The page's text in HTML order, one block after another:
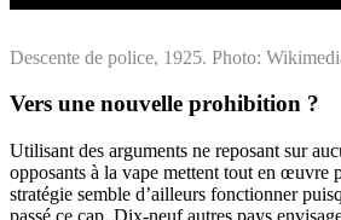
Descente de police, 1925. Photo:
Vers une nouvelle prohibition ?
Utilisant des arguments ne reposant sur
opposants à la vape mettent tout en œuvre
stratégie semble d’ailleurs fonctionner
passé ce cap. Dix-neuf autres pays